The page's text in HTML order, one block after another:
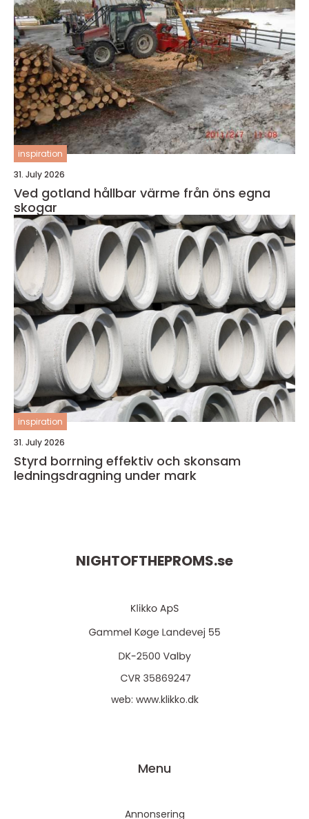
inspiration
31. July 2026
Ved gotland hållbar värme från öns egna
skogar
inspiration
31. July 2026
Styrd borrning effektiv och skonsam
ledningsdragning under mark
NIGHTOFTHEPROMS.se
web: www.klikko.dk
Menu
Annonsering